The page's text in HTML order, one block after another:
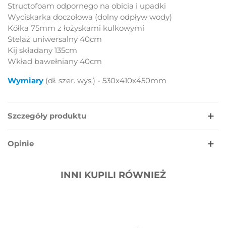
Structofoam odpornego na obicia i upadki
Wyciskarka doczołowa (dolny odpływ wody)
Kółka 75mm z łożyskami kulkowymi
Stelaż uniwersalny 40cm
Kij składany 135cm
Wkład bawełniany 40cm
Wymiary (dł. szer. wys.) - 530x410x450mm
Szczegóły produktu
Opinie
INNI KUPILI RÓWNIEŻ